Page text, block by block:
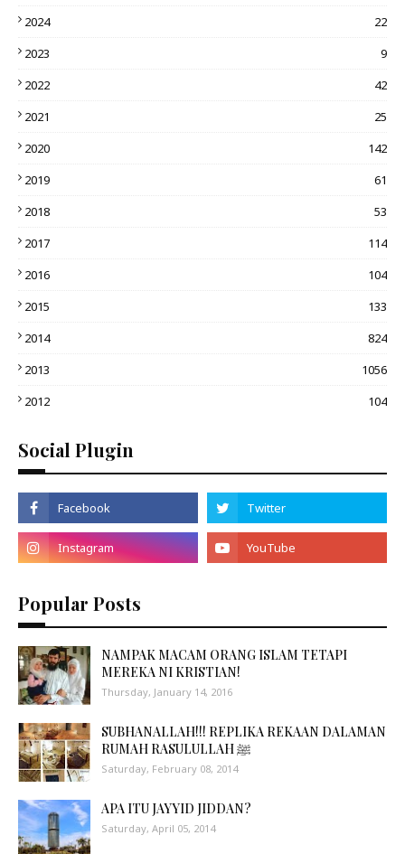
2024
22
2023
9
2022
42
2021
25
2020
142
2019
61
2018
53
2017
114
2016
104
2015
133
2014
824
2013
1056
2012
104
Social Plugin
Popular Posts
NAMPAK MACAM ORANG ISLAM TETAPI
MEREKA NI KRISTIAN!
Thursday, January 14, 2016
SUBHANALLAH!!! REPLIKA REKAAN DALAMAN
RUMAH RASULULLAH ﷺ
Saturday, February 08, 2014
APA ITU JAYYID JIDDAN?
Saturday, April 05, 2014